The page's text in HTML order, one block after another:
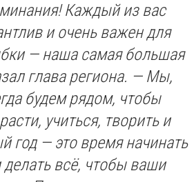
Каждый из вас
и очень важен для
— наша самая большая
глава региона. — Мы,
будем рядом, чтобы
учиться, творить и
год — это время начинать
делать всё, чтобы ваши